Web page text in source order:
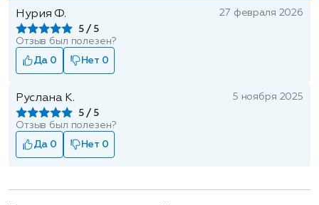
Нурия Ф.
5
27 февраля 2026
Отзыв был полезен?
Да 0
Нет 0
Руслана К.
5
5 ноября 2025
Отзыв был полезен?
Да 0
Нет 0